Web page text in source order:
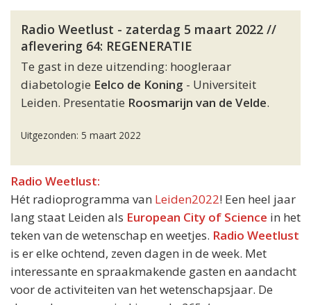
Radio Weetlust - zaterdag 5 maart 2022 //
aflevering 64: REGENERATIE
Te gast in deze uitzending: hoogleraar
diabetologie Eelco de Koning - Universiteit
Leiden. Presentatie Roosmarijn van de Velde.
Uitgezonden: 5 maart 2022
Radio Weetlust:
Hét radioprogramma van Leiden2022! Een heel jaar
lang staat Leiden als European City of Science in het
teken van de wetenschap en weetjes. Radio Weetlust
is er elke ochtend, zeven dagen in de week. Met
interessante en spraakmakende gasten en aandacht
voor de activiteiten van het wetenschapsjaar. De